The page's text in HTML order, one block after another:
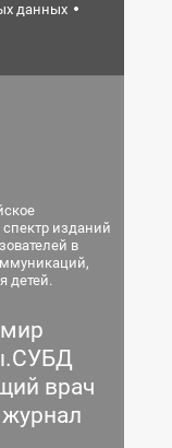
данных
изданий
в
детей.
врач